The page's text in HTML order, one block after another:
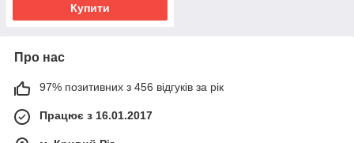
Купити
Про нас
97% позитивних з 456 відгуків за рік
Працює з 16.01.2017